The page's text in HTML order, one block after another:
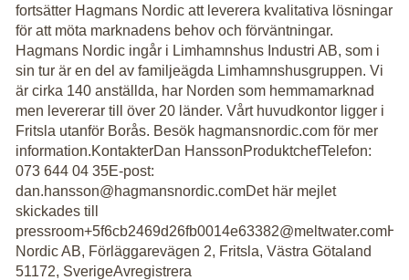
fortsätter Hagmans Nordic att leverera kvalitativa lösningar
för att möta marknadens behov och förväntningar.
Hagmans Nordic ingår i Limhamnshus Industri AB, som i
sin tur är en del av familjeägda Limhamnshusgruppen. Vi
är cirka 140 anställda, har Norden som hemmamarknad
men levererar till över 20 länder. Vårt huvudkontor ligger i
Fritsla utanför Borås. Besök­ hagmansnordic.com för mer
information.KontakterDan HanssonProduktchefTelefon:
073 644 04 35E-post:
dan.hansson@hagmansnordic.comDet här mejlet
skickades till
Nordic AB, Förläggarevägen 2, Fritsla, Västra Götaland
51172, SverigeAvregistrera